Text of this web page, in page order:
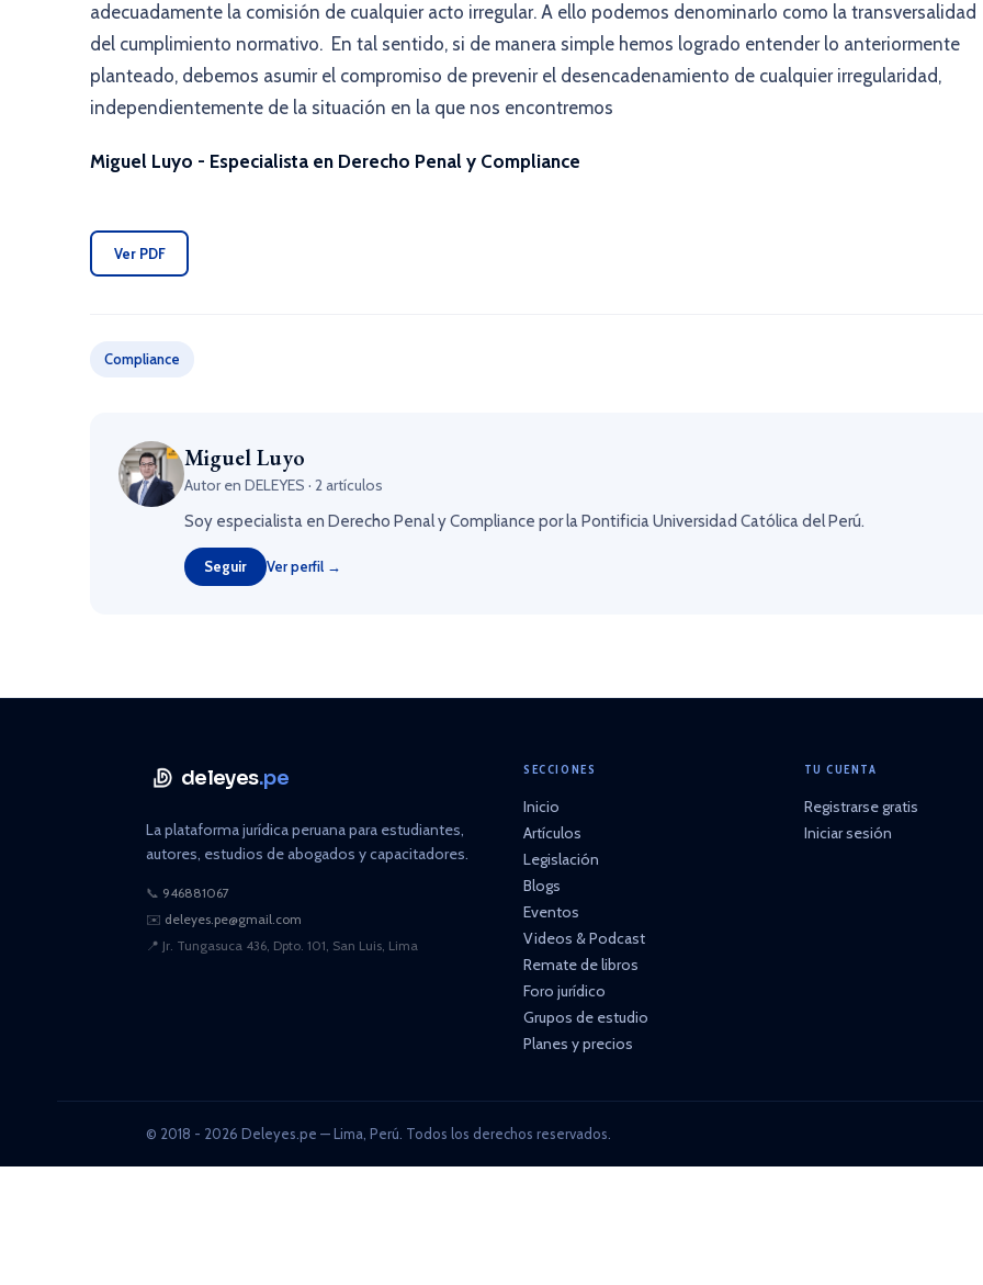
adecuadamente la comisión de cualquier acto irregular. A ello podemos denominarlo como la transversalidad
del cumplimiento normativo. En tal sentido, si de manera simple hemos logrado entender lo anteriormente
planteado, debemos asumir el compromiso de prevenir el desencadenamiento de cualquier irregularidad,
independientemente de la situación en la que nos encontremos
Miguel Luyo - Especialista en Derecho Penal y Compliance
Ver PDF
Compliance
Miguel Luyo
Autor en DELEYES · 2 artículos
Soy especialista en Derecho Penal y Compliance por la Pontificia Universidad Católica del Perú.
Seguir Ver perfil →
deleyes.pe
La plataforma jurídica peruana para estudiantes,
autores, estudios de abogados y capacitadores.
📞 946881067
✉️ deleyes.pe@gmail.com
📍 Jr. Tungasuca 436, Dpto. 101, San Luis, Lima
SECCIONES
Inicio
Artículos
Legislación
Blogs
Eventos
Videos & Podcast
Remate de libros
Foro jurídico
Grupos de estudio
Planes y precios
TU CUENTA
Registrarse gratis
Iniciar sesión
© 2018 - 2026 Deleyes.pe — Lima, Perú. Todos los derechos reservados.